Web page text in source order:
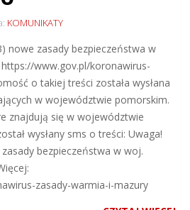
KOMUNIKATY
nowe zasady bezpieczeństwa w
www.gov.pl/koronawirus-
o takiej treści została wysłana
w województwie pomorskim.
znajdują się w województwie
wysłany sms o treści: Uwaga!
bezpieczeństwa w woj.
zasady-warmia-i-mazury